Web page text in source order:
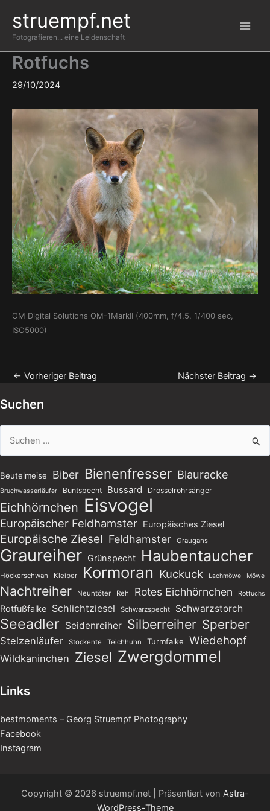
Inhalt
springen
struempf.net
Fotografieren... eine Leidenschaft
Rotfuchs
29/10/2024
OM Digital Solutions OM-1MarkII (400mm, f/4.5, 1/400 sec,
ISO5000)
← Vorheriger Beitrag Nächster Beitrag →
Suchen
nach:
Beutelmeise Biber Bienenfresser Blauracke
Bruchwasserläufer Buntspecht Bussard Drosselrohrsänger
Eichhörnchen Eisvogel
Europäischer Feldhamster Europäisches Ziesel
Europäische Ziesel Feldhamster Graugans
Graureiher Grünspecht Haubentaucher
Höckerschwan Kleiber Kormoran Kuckuck Lachmöwe Möwe
Nachtreiher Neuntöter Reh Rotes Eichhörnchen Rotfuchs
Rotfußfalke Schlichtziesel Schwarzspecht Schwarzstorch
Seeadler Seidenreiher Silberreiher Sperber
Stelzenläufer Stockente Teichhuhn Turmfalke Wiedehopf
Wildkaninchen Ziesel Zwergdommel
Links
bestmoments – Georg Struempf Photography
Facebook
Instagram
Copyright © 2026 struempf.net | Präsentiert von Astra-
WordPress-Theme